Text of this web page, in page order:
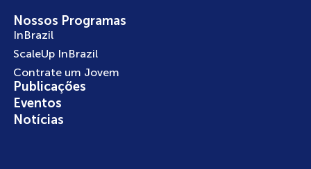
Nossos Programas
InBrazil
ScaleUp InBrazil
Contrate um Jovem
Publicações
Eventos
Notícias